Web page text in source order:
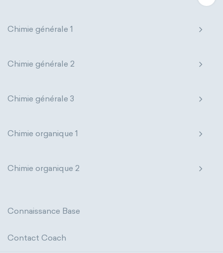
Chimie générale 1
Chimie générale 2
Chimie générale 3
Chimie organique 1
Chimie organique 2
Connaissance Base
Contact Coach